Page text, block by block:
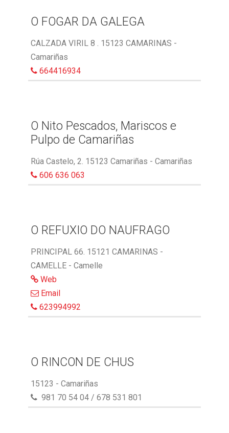
O FOGAR DA GALEGA
CALZADA VIRIL 8 . 15123 CAMARINAS -
Camariñas
664416934
O Nito Pescados, Mariscos e
Pulpo de Camariñas
Rúa Castelo, 2. 15123 Camariñas - Camariñas
606 636 063
O REFUXIO DO NAUFRAGO
PRINCIPAL 66. 15121 CAMARINAS -
CAMELLE - Camelle
Web
Email
623994992
O RINCON DE CHUS
15123 - Camariñas
981 70 54 04 / 678 531 801